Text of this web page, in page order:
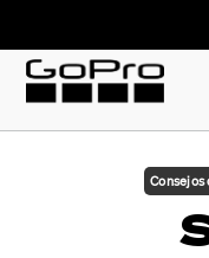
Consejos